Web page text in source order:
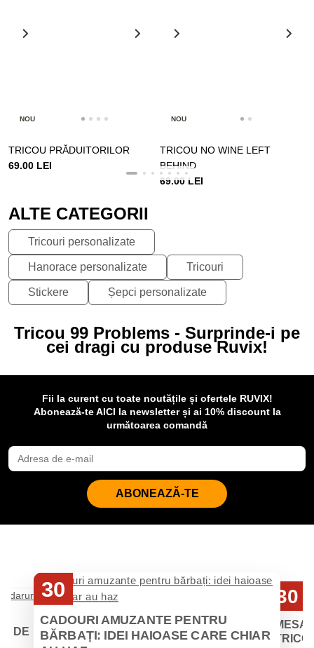
NOU
TRICOU PRĂDUITORILOR
69.00 LEI
NOU
TRICOU NO WINE LEFT
BEHIND
69.00 LEI
ALTE CATEGORII
Tricouri personalizate
Hanorace personalizate Tricouri
Stickere Șepci personalizate
Tricou 99 Problems - Surprinde-i pe
cei dragi cu produse Ruvix!
Fii la curent cu toate noutățile și ofertele RUVIX!
Abonează-te AICI la newsletter și ai 10% discount la
următoarea comandă
ABONEAZĂ-TE
DE
30
CADOURI AMUZANTE PENTRU
BĂRBAȚI: IDEI HAIOASE CARE CHIAR
30